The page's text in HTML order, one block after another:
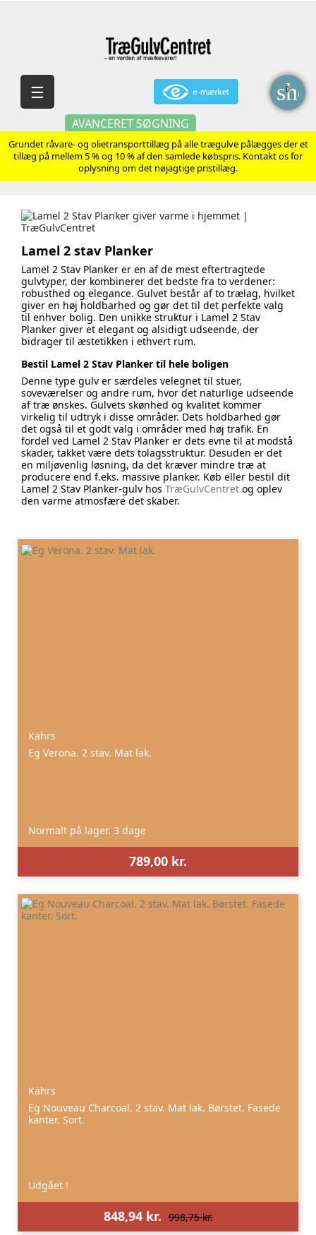
AVANCERET SØGNING
0
Skift
navigation
☰
Grundet råvare- og olietransporttillæg på alle trægulve pålægges der et
tillæg på mellem 5 % og 10 % af den samlede købspris. Kontakt os for
oplysning om det nøjagtige pristillæg.
Lamel 2 stav Planker
Lamel 2 Stav Planker er en af de mest eftertragtede
gulvtyper, der kombinerer det bedste fra to verdener:
robusthed og elegance. Gulvet består af to trælag, hvilket
giver en høj holdbarhed og gør det til det perfekte valg
til enhver bolig. Den unikke struktur i Lamel 2 Stav
Planker giver et elegant og alsidigt udseende, der
bidrager til æstetikken i ethvert rum.
Bestil Lamel 2 Stav Planker til hele boligen
Denne type gulv er særdeles velegnet til stuer,
soveværelser og andre rum, hvor det naturlige udseende
af træ ønskes. Gulvets skønhed og kvalitet kommer
virkelig til udtryk i disse områder. Dets holdbarhed gør
det også til et godt valg i områder med høj trafik. En
fordel ved Lamel 2 Stav Planker er dets evne til at modstå
skader, takket være dets tolagsstruktur. Desuden er det
en miljøvenlig løsning, da det kræver mindre træ at
producere end f.eks. massive planker. Køb eller bestil dit
Lamel 2 Stav Planker-gulv hos TræGulvCentret og oplev
den varme atmosfære det skaber.
Kährs
Eg Verona. 2 stav. Mat lak.
Normalt på lager. 3 dage
789,00 kr.
Kährs
Eg Nouveau Charcoal. 2 stav. Mat lak. Børstet. Fasede
kanter. Sort.
Udgået !
848,94 kr. 998,75 kr.